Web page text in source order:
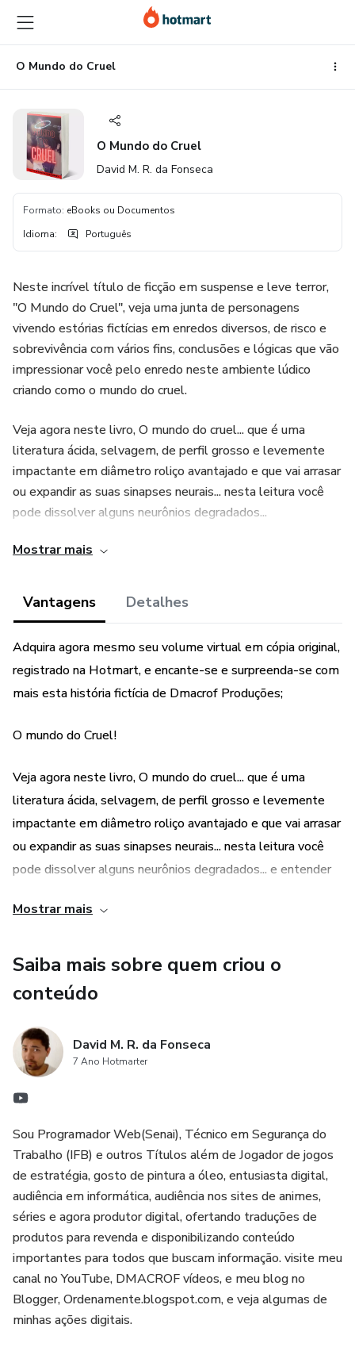
para
o
conteúdo
principal
para
o
pagamento
para
o
rodapéO Mundo do Cruel
O Mundo do Cruel
David M. R. da Fonseca
Formato: eBooks ou Documentos
Idioma: Português
Neste incrível título de ficção em suspense e leve terror,
"O Mundo do Cruel", veja uma junta de personagens
vivendo estórias fictícias em enredos diversos, de risco e
sobrevivência com vários fins, conclusões e lógicas que vão
impressionar você pelo enredo neste ambiente lúdico
criando como o mundo do cruel.
Veja agora neste livro, O mundo do cruel... que é uma
literatura ácida, selvagem, de perfil grosso e levemente
impactante em diâmetro roliço avantajado e que vai arrasar
ou expandir as suas sinapses neurais... nesta leitura você
pode dissolver alguns neurônios degradados...
Tudo sempre terá consequências, positivas ou negativas
degradada, e entender a lógica do mundo, a lógica da
vontade orgânica regular nos seus estágios de degradação,
sobrevivência em meio ao degradados ou aos regulares
ativos, entenderemos como neutralizar a inversão para
danificação total...
"O Mundo do Cruel".
Afetue-se aos personagens diversos do livro, e tente
entender o mundo do cruel... quem será que conseguirá
chegar até a linha de chegada, quem não conseguirá.
Compre agora e veja o pavor nestes suspenses de enlaces
intensos!
Preço mais barato que de Sebo em eternas folhas limpas!
Mostrar mais
Vantagens Detalhes
Adquira agora mesmo seu volume virtual em cópia original,
registrado na Hotmart, e encante-se e surpreenda-se com
mais esta história fictícia de Dmacrof Produções;
O mundo do Cruel!
Veja agora neste livro, O mundo do cruel... que é uma
literatura ácida, selvagem, de perfil grosso e levemente
impactante em diâmetro roliço avantajado e que vai arrasar
ou expandir as suas sinapses neurais... nesta leitura você
pode dissolver alguns neurônios degradados... e entender
força real, e conseguiremos coloca-lo com crueldade
equilibrada de produção em uma livraria mais próxima de
você.
Vantagens
que modela de alguma forma as suas possibilidades
mentais e ainda prover a possibilidade de fazer um livro-e
(eletrônico digital) tornar-se real para gera valor real em
recordar no mundo do Cruel.
Uma leitura levemente truncada mais coesa, agressiva
com afeto... que gera um entendimento de algumas lógicas
em sobrevivência...
Mostrar mais
Saiba mais sobre quem criou o
conteúdo
David M. R. da Fonseca
7 Ano Hotmarter
Sou Programador Web(Senai), Técnico em Segurança do
Trabalho (IFB) e outros Títulos além de Jogador de jogos
de estratégia, gosto de pintura a óleo, entusiasta digital,
audiência em informática, audiência nos sites de animes,
séries e agora produtor digital, ofertando traduções de
produtos para revenda e disponibilizando conteúdo
importantes para todos que buscam informação. visite meu
canal no YouTube, DMACROF vídeos, e meu blog no
Blogger, Ordenamente.blogspot.com, e veja algumas de
minhas ações digitais.